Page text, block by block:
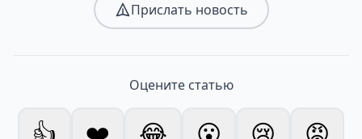
Прислать новость
Оцените статью